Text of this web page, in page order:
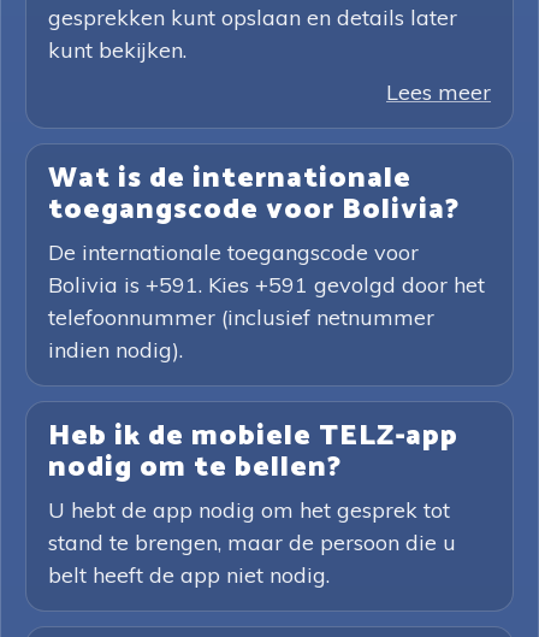
gesprekken kunt opslaan en details later
kunt bekijken.
Lees meer
Wat is de internationale
toegangscode voor Bolivia?
De internationale toegangscode voor
Bolivia is +591. Kies +591 gevolgd door het
telefoonnummer (inclusief netnummer
indien nodig).
Heb ik de mobiele TELZ-app
nodig om te bellen?
U hebt de app nodig om het gesprek tot
stand te brengen, maar de persoon die u
belt heeft de app niet nodig.